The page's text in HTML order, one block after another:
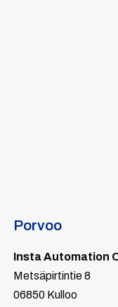
Porvoo
Insta Automation
Metsäpirtintie 8
06850 Kulloo